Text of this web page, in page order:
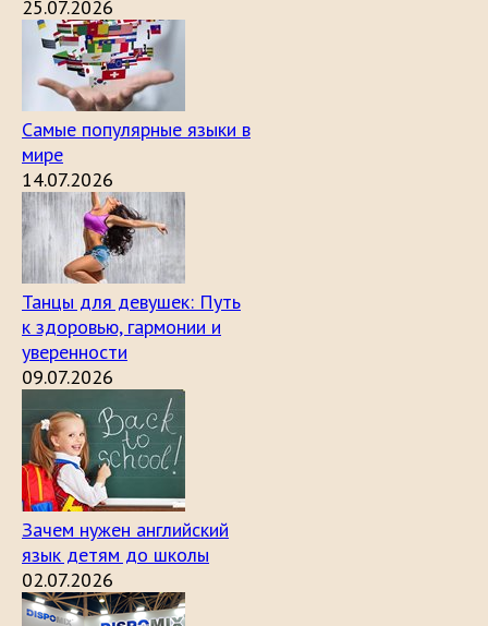
25.07.2026
Самые популярные языки в
мире
14.07.2026
Танцы для девушек: Путь
к здоровью, гармонии и
уверенности
09.07.2026
Зачем нужен английский
язык детям до школы
02.07.2026